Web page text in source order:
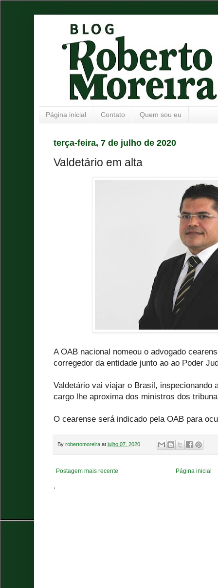
Página inicial Contato Quem sou eu
terça-feira, 7 de julho de 2020
Valdetário em alta
A OAB nacional nomeou o advogado
corregedor da entidade junto ao ao Poder
Valdetário vai viajar o Brasil, inspecionando
cargo lhe aproxima dos ministros dos
O cearense será indicado pela OAB para
By robertomoreira at julho 07, 2020
Postagem mais recente Página inicial
.